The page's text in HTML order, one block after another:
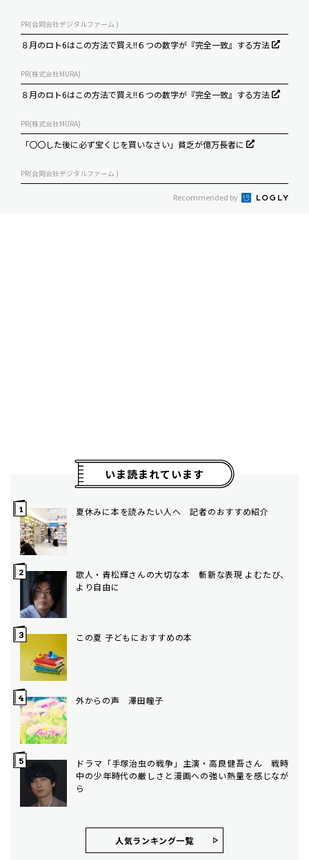
PR(合同会社デジタルファーム )
８月のロト6はこの方法で買え!!６つの数字が『完全一致』する方法
PR(株式会社MURA)
８月のロト6はこの方法で買え!!６つの数字が『完全一致』する方法
PR(株式会社MURA)
「〇〇した後に必ず宝くじを買いなさい」貧乏が億万長者に
PR(合同会社デジタルファーム )
Recommended by
いま読まれています
夏休みに本を読みたい人へ 記者のおすすめ紹介
歌人・青松輝さんの大切な本 斬新な表現 よむたび、
より自由に
この夏 子どもにおすすめの本
外からの声 澤田瞳子
ドラマ「手塚治虫の戦争」主演・高良健吾さん 戦時
中の少年時代の厳しさと漫画への強い熱量を感じなが
ら
人気ランキング⼀覧